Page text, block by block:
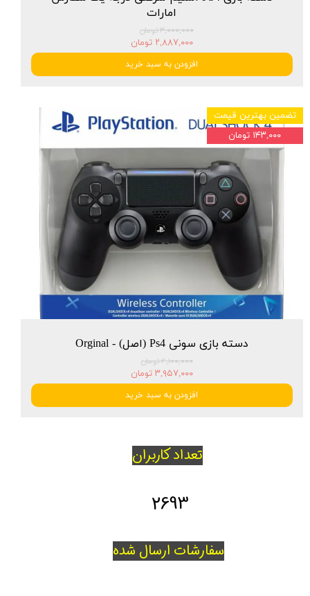
امارات
۳,۰۰۰,۰۰۰ تومان
۲,۸۸۷,۰۰۰ تومان
افزودن به سبد خرید
دسته بازی سونی Ps4 (اصل) - Orginal
۴,۱۰۰,۰۰۰ تومان
۳,۹۵۷,۰۰۰ تومان
افزودن به سبد خرید
تضمین بهترین قیمت
۱۴۳,۰۰۰ تومان
تعداد کاربران
سفارشات ارسال شده
2693